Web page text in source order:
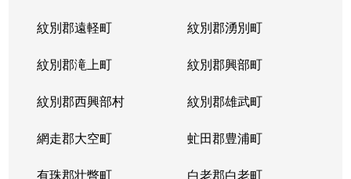
紋別郡遠軽町 紋別郡湧別町
紋別郡滝上町 紋別郡興部町
紋別郡西興部村 紋別郡雄武町
網走郡大空町 虻田郡豊浦町
有珠郡壮瞥町 白老郡白老町